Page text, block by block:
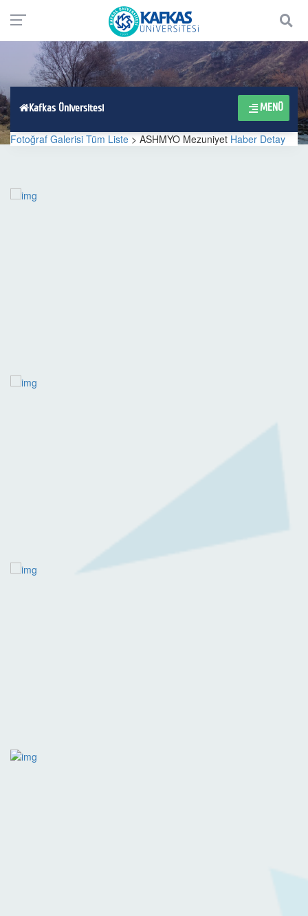
Kafkas Üniversitesi MENÜ
Fotoğraf Galerisi Tüm Liste > ASHMYO Mezuniyet Haber Detay